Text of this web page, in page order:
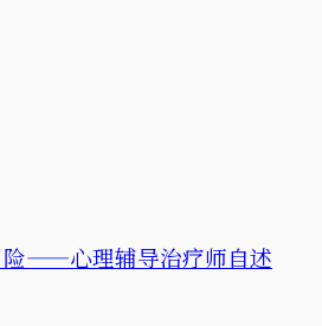
险——心理辅导治疗师自述